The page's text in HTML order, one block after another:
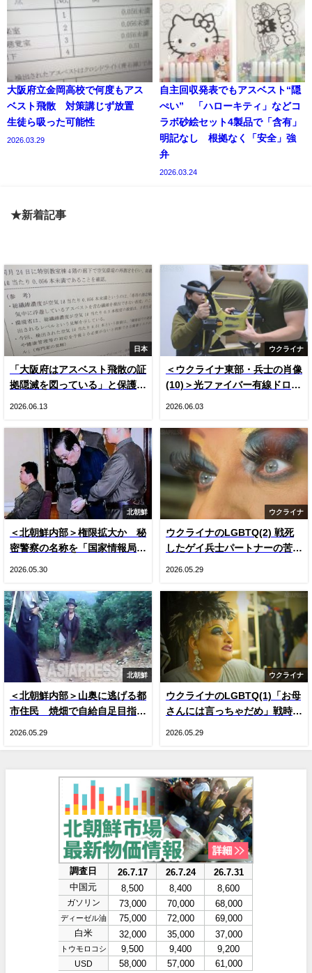
大阪府立金岡高校で何度もアス
ベスト飛散 対策講じず放置
生徒ら吸った可能性
2026.03.29
自主回収発表でもアスベスト“隠
ぺい” 「ハローキティ」などコ
ラボ砂絵セット4製品で「含有」
明記なし 根拠なく「安全」強
弁
2026.03.24
★新着記事
日本
「大阪府はアスベスト飛散の証
拠隠滅を図っている」と保護者
張否定
2026.06.13
ウクライナ
＜ウクライナ東部・兵士の肖像
(10)＞光ファイバー有線ドロー
2026.06.03
北朝鮮
＜北朝鮮内部＞権限拡大か 秘
密警察の名称を「国家情報局」
2026.05.30
ウクライナ
ウクライナのLGBTQ(2) 戦死
したゲイ兵士パートナーの苦
2026.05.29
北朝鮮
＜北朝鮮内部＞山奥に逃げる都
市住民 焼畑で自給自足目指す
2026.05.29
ウクライナ
ウクライナのLGBTQ(1)「お母
さんには言っちゃだめ」戦時下
2026.05.29